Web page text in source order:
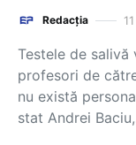
Redacția
Testele de
profesori de
nu există
stat Andrei